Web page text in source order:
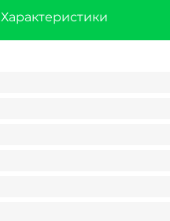
Характеристики